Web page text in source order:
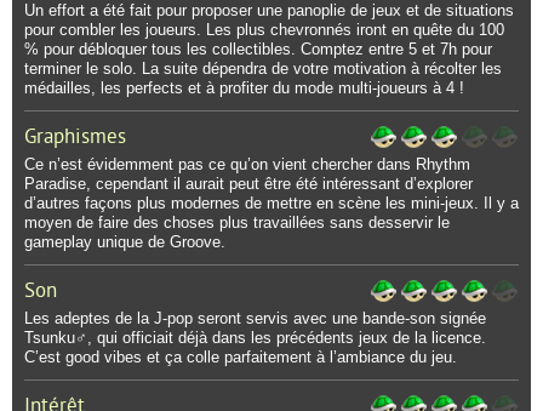
Un effort a été fait pour proposer une panoplie de jeux et de situations
pour combler les joueurs. Les plus chevronnés iront en quête du 100
% pour débloquer tous les collectibles. Comptez entre 5 et 7h pour
terminer le solo. La suite dépendra de votre motivation à récolter les
médailles, les perfects et à profiter du mode multi-joueurs à 4 !
Graphismes
Ce n’est évidemment pas ce qu’on vient chercher dans Rhythm
Paradise, cependant il aurait peut être été intéressant d’explorer
d’autres façons plus modernes de mettre en scène les mini-jeux. Il y a
moyen de faire des choses plus travaillées sans desservir le
gameplay unique de Groove.
Son
Les adeptes de la J-pop seront servis avec une bande-son signée
Tsunku♂, qui officiait déjà dans les précédents jeux de la licence.
C’est good vibes et ça colle parfaitement à l’ambiance du jeu.
Intérêt